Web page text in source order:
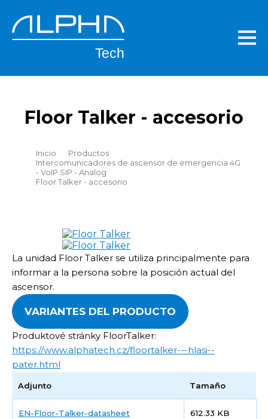
main
content
Floor Talker - accesorio
Breadcrumb
Inicio
Productos
Intercomunicadores de ascensor de emergencia 4G
- VoIP SIP - Analog
Floor Talker - accesorio
La unidad Floor Talker se utiliza principalmente para
informar a la persona sobre la posición actual del
ascensor.
VARIANTES DEL PRODUCTO
Produktové stránky FloorTalker:
https://www.alphatech.cz/floortalker---hlasi--
pater.html
Adjunto Tamaño
EN-Floor-Talker-datasheet 612.33 KB